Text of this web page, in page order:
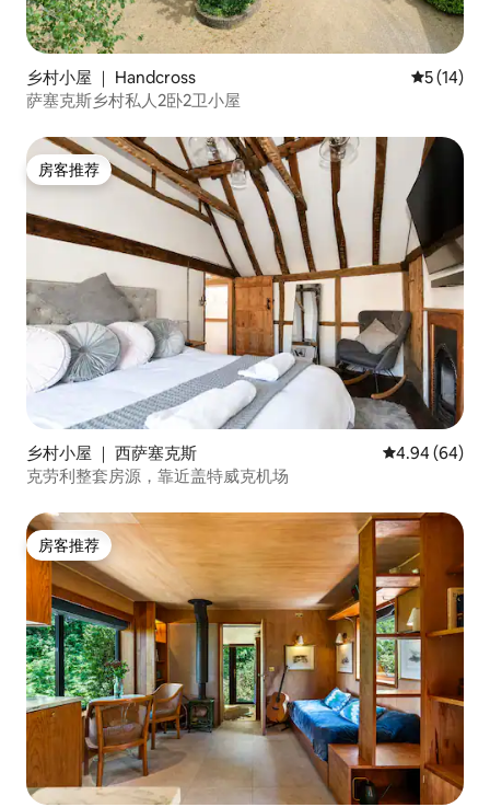
乡村小屋 ｜ Handcross 平均评分
5 (14)
萨塞克斯乡村私人2卧2卫小屋
房客推荐
房客推荐
乡村小屋 ｜ 西萨塞克斯 平均评分 4.94
4.94 (64)
克劳利整套房源，靠近盖特威克机场
房客推荐
房客推荐